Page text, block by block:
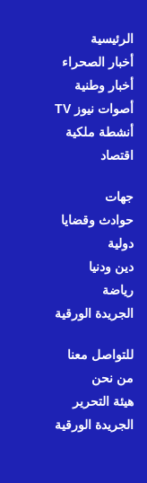
الرئيسية
أخبار الصحراء
أخبار وطنية
أصوات نيوز TV
أنشطة ملكية
اقتصاد
جهات
حوادث وقضايا
دولية
دين ودنيا
رياضة
الجريدة الورقية
للتواصل معنا
من نحن
هيئة التحرير
الجريدة الورقية